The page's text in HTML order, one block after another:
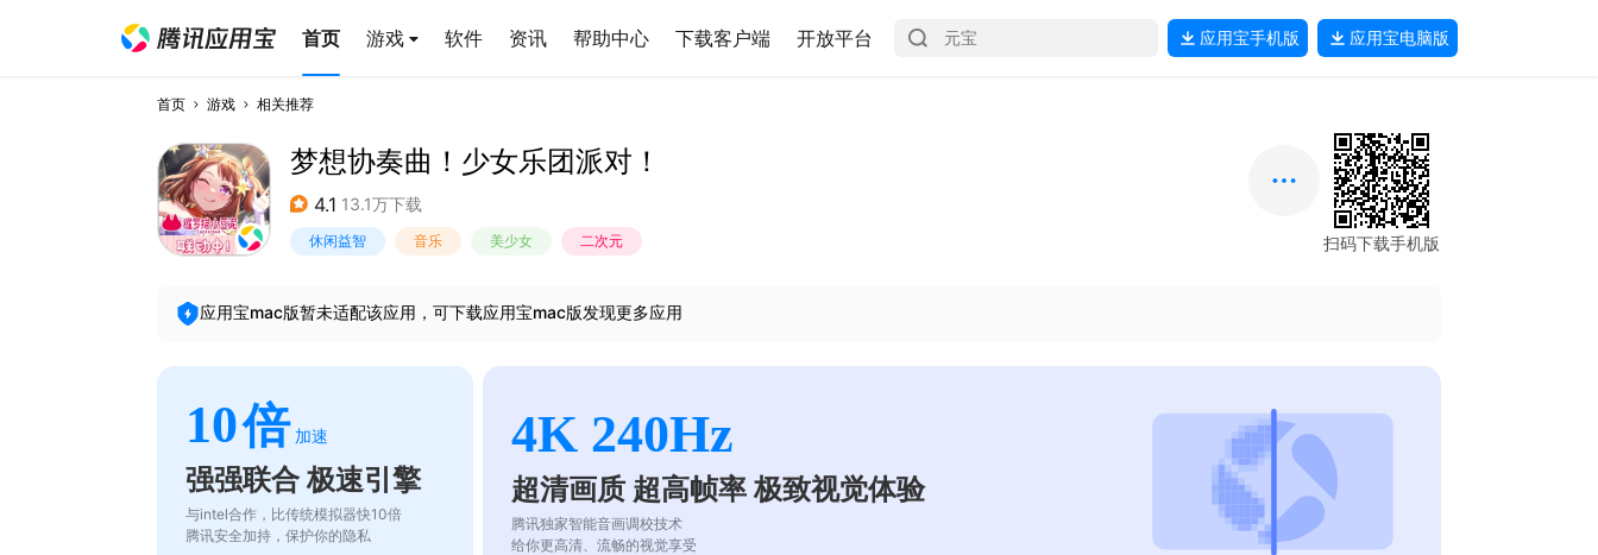
首页 游戏 软件 资讯 帮助中心 下载客户端 开放平台 应用宝手机版 应用宝电脑版
首页 游戏 相关推荐
梦想协奏曲！少女乐团派对！
4.1 13.1万下载
休闲益智 音乐 美少女 二次元 扫码下载手机版
应用宝mac版暂未适配该应用，可下载应用宝mac版发现更多应用
10倍 加速
强强联合 极速引擎
与intel合作，比传统模拟器快10倍
腾讯安全加持，保护你的隐私
4K 240Hz
超清画质 超高帧率 极致视觉体验
腾讯独家智能音画调校技术
给你更高清、流畅的视觉享受